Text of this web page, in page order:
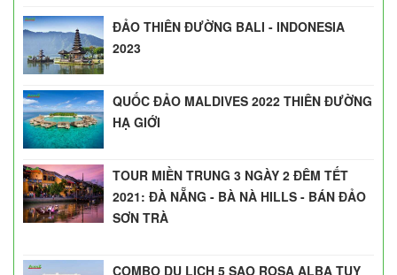
ĐẢO THIÊN ĐƯỜNG BALI - INDONESIA
2023
QUỐC ĐẢO MALDIVES 2022 THIÊN ĐƯỜNG
HẠ GIỚI
TOUR MIỀN TRUNG 3 NGÀY 2 ĐÊM TẾT
2021: ĐÀ NẴNG - BÀ NÀ HILLS - BÁN ĐẢO
SƠN TRÀ
COMBO DU LỊCH 5 SAO ROSA ALBA TUY